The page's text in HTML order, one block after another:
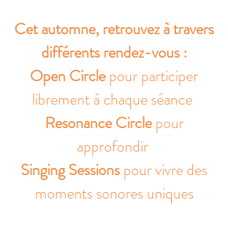
Cet automne, retrouvez à travers
différents rendez-vous :
Open Circlepour participer
librement à chaque séance
Resonance Circlepour
approfondir
Singing Sessionspour vivre des
moments sonores uniques